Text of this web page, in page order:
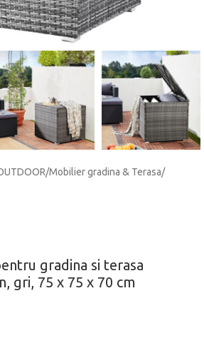
/Mobilier gradina & Terasa/
gradina si terasa
gri, 75 x 75 x 70 cm